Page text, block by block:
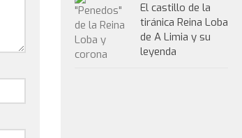
El castillo de la
tiránica Reina Loba
de A Limia y su
leyenda